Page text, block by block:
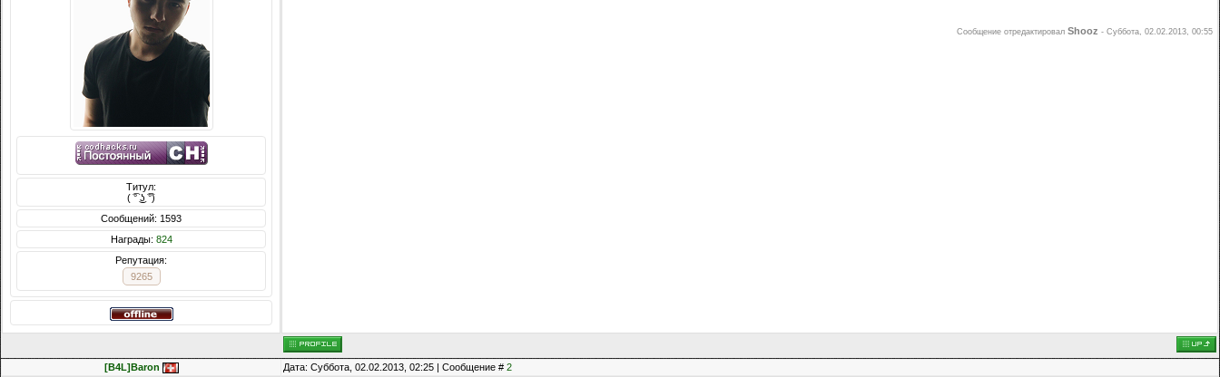
Титул:
( ͡° ͜ʖ ͡°)
Сообщений: 1593
Награды: 824
Репутация:
9265
Сообщение отредактировал Shooz - Суббота, 02.02.2013, 00:55
[B4L]Baron Дата: Суббота, 02.02.2013, 02:25 | Сообщение # 2